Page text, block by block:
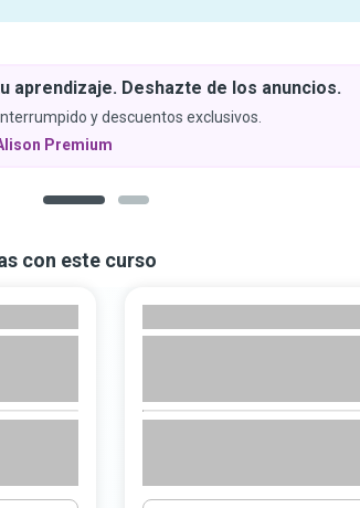
aprendizaje. Deshazte de los anuncios.
y descuentos exclusivos.
Premium
con este curso